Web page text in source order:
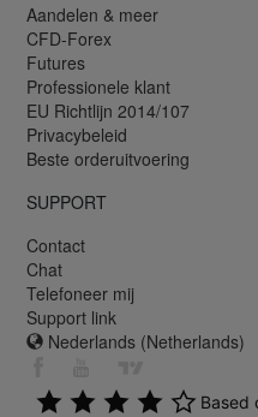
Aandelen & meer
CFD-Forex
Futures
Professionele klant
EU Richtlijn 2014/107
Privacybeleid
Beste orderuitvoering
SUPPORT
Contact
Chat
Telefoneer mij
Support link
Nederlands (Netherlands)